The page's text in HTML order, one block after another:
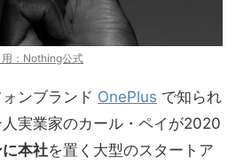
用：Nothing公式
ンブランド OnePlus で知られ
実業家のカール・ペイが2020
に本社を置く大型のスタートア